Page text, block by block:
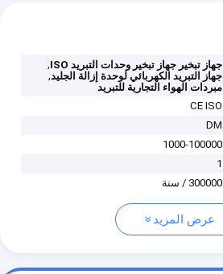
جهاز تبخير جهاز تبخير وحدات التبريد ISO
,
جهاز التبريد الكهربائي لوحدة إزالة الجليد,
مبردات الهواء التجارية للتبريد
CE ISO
DM
1000-100000
1
300000 / سنة
عرض المزيد